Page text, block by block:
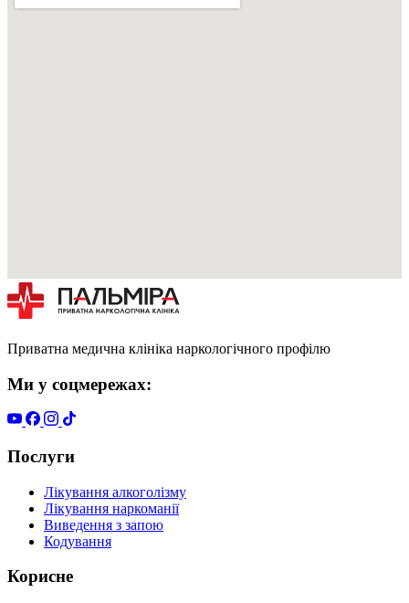
Приватна медична клініка наркологічного профілю
Ми у соцмережах:
Послуги
Лікування алкоголізму
Лікування наркоманії
Виведення з запою
Кодування
Корисне